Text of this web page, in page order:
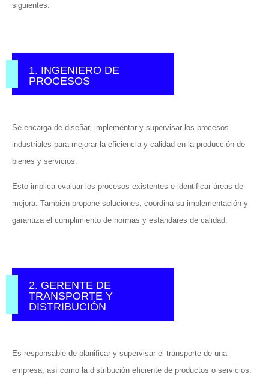
siguientes.
1. INGENIERO DE
PROCESOS
Se encarga de diseñar, implementar y supervisar los procesos
industriales para mejorar la eficiencia y calidad en la producción de
bienes y servicios.
Esto implica evaluar los procesos existentes e identificar áreas de
mejora. También propone soluciones, coordina su implementación y
garantiza el cumplimiento de normas y estándares de calidad.
2. GERENTE DE
TRANSPORTE Y
DISTRIBUCIÓN
Es responsable de planificar y supervisar el transporte de una
empresa, así como la distribución eficiente de productos o servicios.